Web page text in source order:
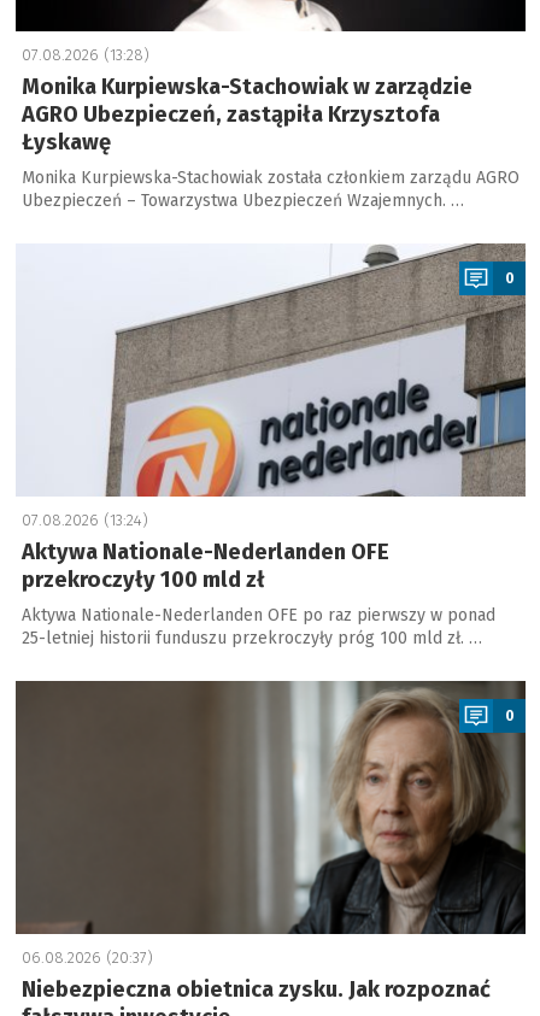
07.08.2026 (13:28)
Monika Kurpiewska-Stachowiak w zarządzie
AGRO Ubezpieczeń, zastąpiła Krzysztofa
Łyskawę
Monika Kurpiewska-Stachowiak została członkiem zarządu AGRO
Ubezpieczeń – Towarzystwa Ubezpieczeń Wzajemnych. …
0
07.08.2026 (13:24)
Aktywa Nationale-Nederlanden OFE
przekroczyły 100 mld zł
Aktywa Nationale-Nederlanden OFE po raz pierwszy w ponad
25-letniej historii funduszu przekroczyły próg 100 mld zł. …
a
0
06.08.2026 (20:37)
Niebezpieczna obietnica zysku. Jak rozpoznać